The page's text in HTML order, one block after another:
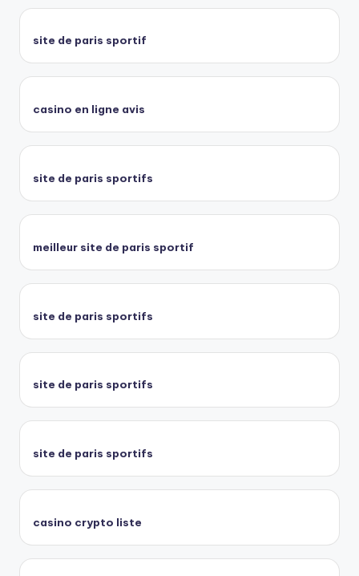
site de paris sportif
casino en ligne avis
site de paris sportifs
meilleur site de paris sportif
site de paris sportifs
site de paris sportifs
site de paris sportifs
casino crypto liste